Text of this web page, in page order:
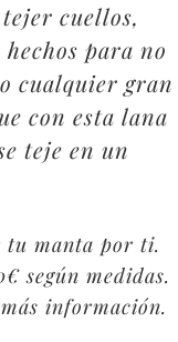
cuellos,
para no
cualquier gran
con esta lana
teje en un
tu manta por ti.
según medidas.
información.